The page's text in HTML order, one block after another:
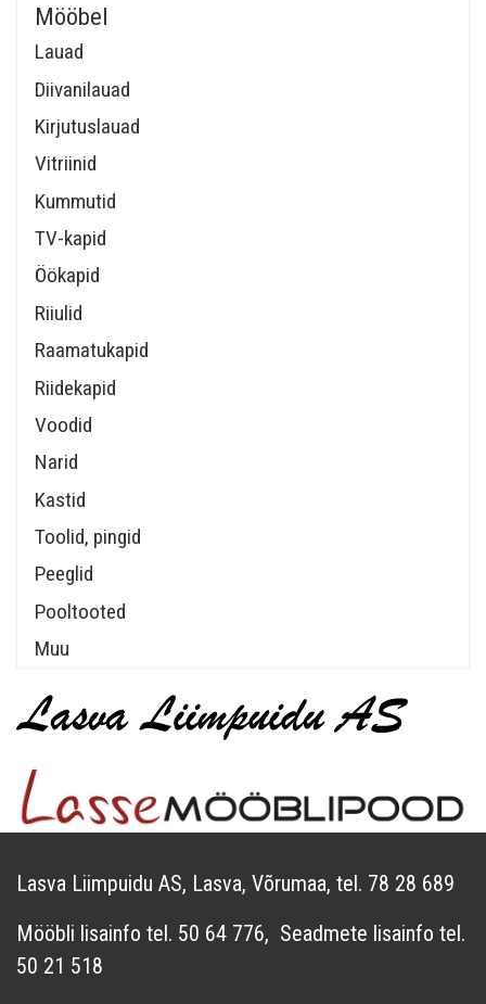
Mööbel
Lauad
Diivanilauad
Kirjutuslauad
Vitriinid
Kummutid
TV-kapid
Öökapid
Riiulid
Raamatukapid
Riidekapid
Voodid
Narid
Kastid
Toolid, pingid
Peeglid
Pooltooted
Muu
Lasva Liimpuidu AS, Lasva, Võrumaa, tel. 78 28 689
Mööbli lisainfo tel. 50 64 776, Seadmete lisainfo tel.
50 21 518